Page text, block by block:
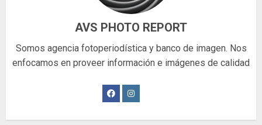
AVS PHOTO REPORT
Somos agencia fotoperiodística y banco de imagen. Nos
enfocamos en proveer información e imágenes de calidad